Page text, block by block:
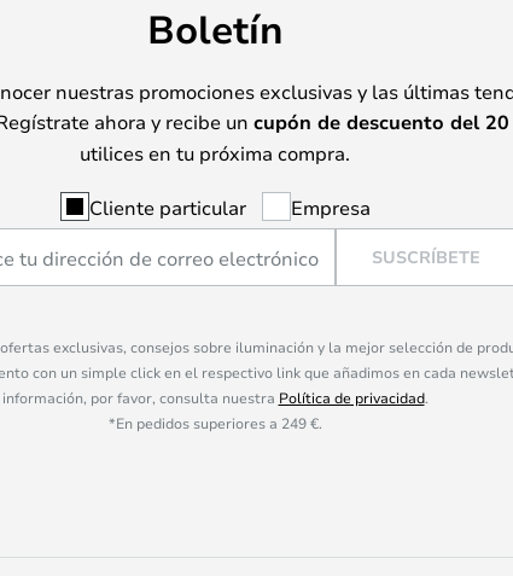
Boletín
nuestras promociones exclusivas y las últimas
ahora y recibe un cupón de descuento del 20
utilices en tu próxima compra.
Cliente particular Empresa
SUSCRÍBETE
exclusivas, consejos sobre iluminación y la mejor selección de
con un simple click en el respectivo link que añadimos en cada
información, por favor, consulta nuestra Política de privacidad.
*En pedidos superiores a 249 €.